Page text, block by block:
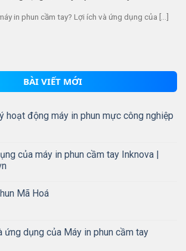
in phun cầm tay? Lợi ích và ứng dụng của [...]
BÀI VIẾT MỚI
hoạt động máy in phun mực công nghiệp
của máy in phun cầm tay Inknova |
Mã Hoá
ứng dụng của Máy in phun cầm tay